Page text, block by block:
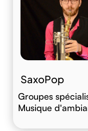
SaxoPop
Groupes
Musique